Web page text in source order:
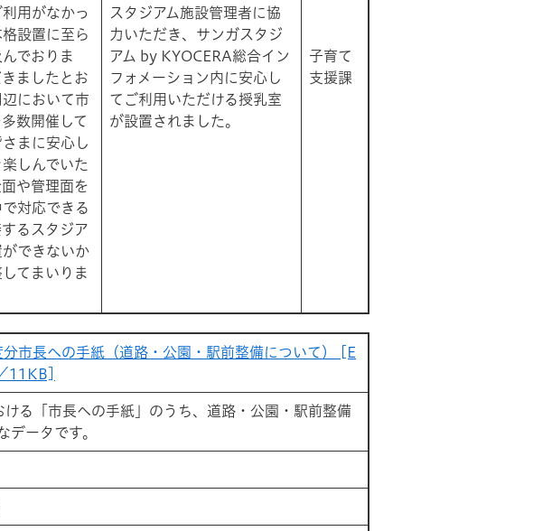
用がなかっ
設置に至ら
でおりま
ましたとお
において市
数開催して
まに安心し
しんでいた
や管理面を
対応できる
るスタジア
できないか
てまいりま
スタジアム施設管理者に協
力いただき、サンガスタジ
アム by KYOCERA総合イン
フォメーション内に安心し
てご利用いただける授乳室
が設置されました。
子育て
支援課
分市長への手紙（道路・公園・駅前整備について） [E
11KB]
ける「市長への手紙」のうち、道路・公園・駅前整備
データです。